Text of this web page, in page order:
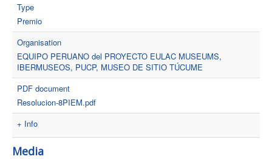
Type
Premio
Organisation
EQUIPO PERUANO del PROYECTO EULAC MUSEUMS,
IBERMUSEOS, PUCP, MUSEO DE SITIO TÚCUME
PDF document
Resolucion-8PIEM.pdf
+ Info
Media